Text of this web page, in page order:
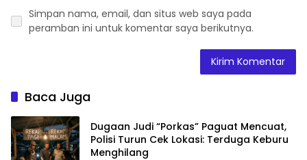
Simpan nama, email, dan situs web saya pada
peramban ini untuk komentar saya berikutnya.
Baca Juga
Dugaan Judi “Porkas” Paguat Mencuat,
Polisi Turun Cek Lokasi: Terduga Keburu
Menghilang